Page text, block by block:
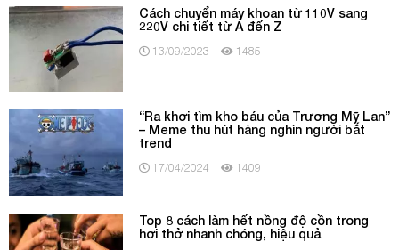
Cách chuyển máy khoan từ 110V sang
220V chi tiết từ A đến Z
13/09/2023 1485
“Ra khơi tìm kho báu của Trương Mỹ Lan”
– Meme thu hút hàng nghìn người bắt
trend
17/04/2024 1409
Top 8 cách làm hết nồng độ cồn trong
hơi thở nhanh chóng, hiệu quả